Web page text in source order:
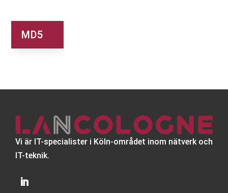
MD5
Vi är IT-specialister i Köln-området inom nätverk och
IT-teknik.